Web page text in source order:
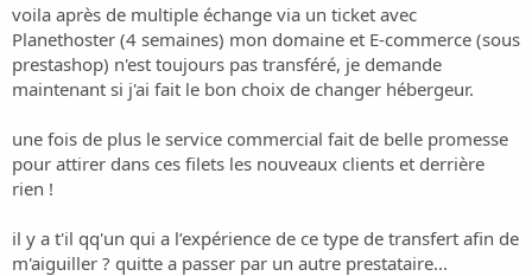
d
i
c
u
s
i
o
t
voila après de multiple échange via un ticket avec
Planethoster (4 semaines) mon domaine et E-commerce (sous
prestashop) n'est toujours pas transféré, je demande
maintenant si j'ai fait le bon choix de changer hébergeur.
une fois de plus le service commercial fait de belle promesse
pour attirer dans ces filets les nouveaux clients et derrière
rien !
il y a t'il qq'un qui a l’expérience de ce type de transfert afin de
m'aiguiller ? quitte a passer par un autre prestataire...